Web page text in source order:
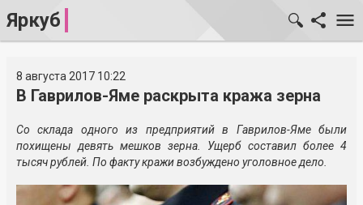
Яркуб
8 августа 2017 10:22
В Гаврилов-Яме раскрыта кража зерна
Со склада одного из предприятий в Гаврилов-Яме были
похищены девять мешков зерна. Ущерб составил более 4
тысяч рублей. По факту кражи возбуждено уголовное дело.